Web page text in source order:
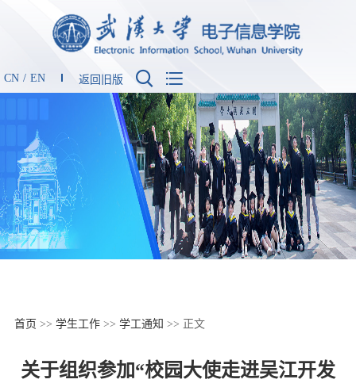
CN / EN 返回旧版  
首页 >> 学生工作>> 学工通知 >> 正文
关于组织参加“校园大使走进吴江开发